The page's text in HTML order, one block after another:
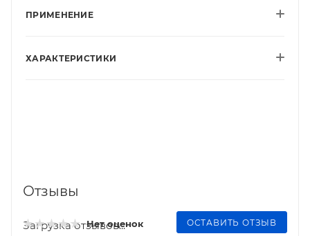
ПРИМЕНЕНИЕ
ХАРАКТЕРИСТИКИ
Отзывы
Нет оценок ОСТАВИТЬ ОТЗЫВ
Загрузка отзывов...